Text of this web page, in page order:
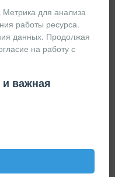
Метрика для анализа
работы ресурса.
данных. Продолжая
на работу с
важная